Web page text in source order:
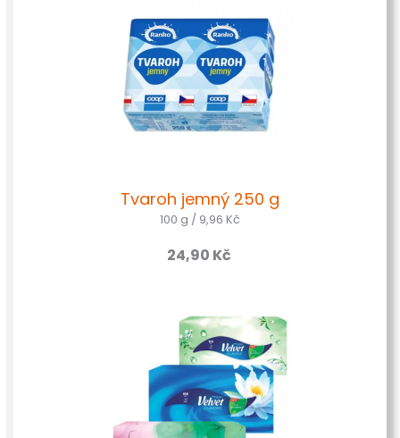
Tvaroh jemný 250 g
100 g / 9,96 Kč
24,90 Kč